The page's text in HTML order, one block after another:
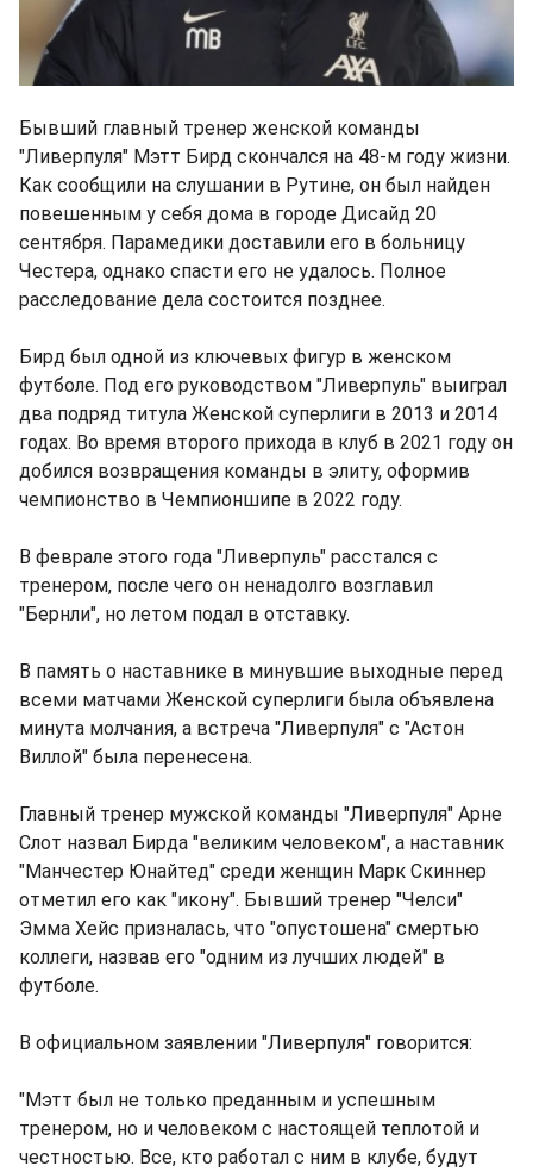
Бывший главный тренер женской команды
"Ливерпуля" Мэтт Бирд скончался на 48-м году жизни.
Как сообщили на слушании в Рутине, он был найден
повешенным у себя дома в городе Дисайд 20
сентября. Парамедики доставили его в больницу
Честера, однако спасти его не удалось. Полное
расследование дела состоится позднее.
Бирд был одной из ключевых фигур в женском
футболе. Под его руководством "Ливерпуль" выиграл
два подряд титула Женской суперлиги в 2013 и 2014
годах. Во время второго прихода в клуб в 2021 году он
добился возвращения команды в элиту, оформив
чемпионство в Чемпионшипе в 2022 году.
В феврале этого года "Ливерпуль" расстался с
тренером, после чего он ненадолго возглавил
"Бернли", но летом подал в отставку.
В память о наставнике в минувшие выходные перед
всеми матчами Женской суперлиги была объявлена
минута молчания, а встреча "Ливерпуля" с "Астон
Виллой" была перенесена.
Главный тренер мужской команды "Ливерпуля" Арне
Слот назвал Бирда "великим человеком", а наставник
"Манчестер Юнайтед" среди женщин Марк Скиннер
отметил его как "икону". Бывший тренер "Челси"
Эмма Хейс призналась, что "опустошена" смертью
коллеги, назвав его "одним из лучших людей" в
футболе.
В официальном заявлении "Ливерпуля" говорится:
"Мэтт был не только преданным и успешным
тренером, но и человеком с настоящей теплотой и
честностью. Все, кто работал с ним в клубе, будут